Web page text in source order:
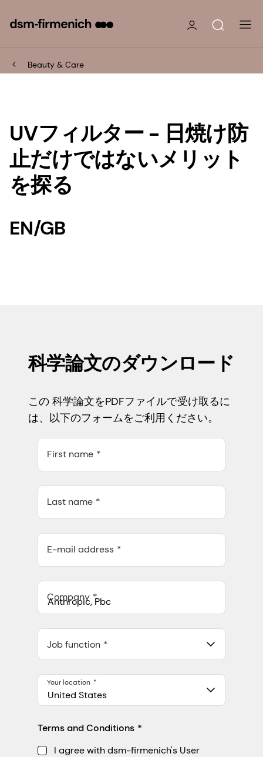
Beauty & Care
UVフィルター - 日焼け防
止だけではないメリット
を探る
EN/GB
科学論文のダウンロード
この 科学論文をPDFファイルで受け取るに
は、以下のフォームをご利用ください。
First name
Last name
E-mail address
Company
548 Market St Pmb 90375, San Francisco, California, US
Job function
United States
Your location
Terms and Conditions
I agree with dsm-firmenich's User